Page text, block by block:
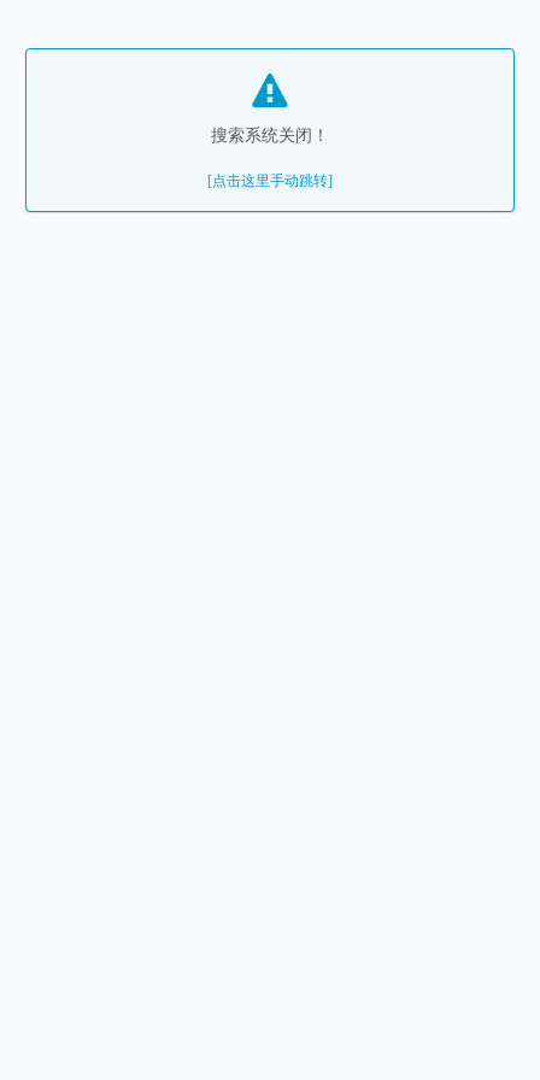
搜索系统关闭！
[点击这里手动跳转]